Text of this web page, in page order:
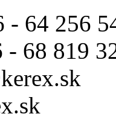
- 64 256
- 68 819